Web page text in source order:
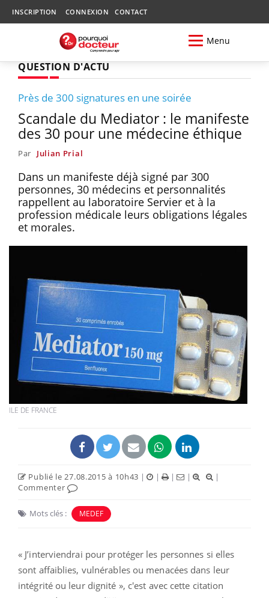
INSCRIPTION CONNEXION CONTACT
Menu
QUESTION D'ACTU
Près de 300 signatures en une soirée
Scandale du Mediator : le manifeste
des 30 pour une médecine éthique
Par Julian Prial
Dans un manifeste déjà signé par 300
personnes, 30 médecins et personnalités
rappellent au laboratoire Servier et à la
profession médicale leurs obligations légales
et morales.
ILE DE FRANCE
Publié le 27.08.2015 à 10h43 | | | |
|
Commenter
Mots clés : MEDEF
« J’interviendrai pour protéger les personnes si elles
sont affaiblies, vulnérables ou menacées dans leur
intégrité ou leur dignité », c'est avec cette citation